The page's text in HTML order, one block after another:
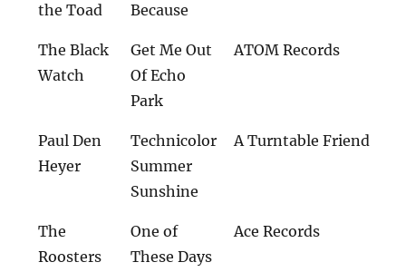
the Toad
Because
The Black
Watch
Get Me Out
Of Echo
Park
ATOM Records
Paul Den
Heyer
Technicolor
Summer
Sunshine
A Turntable Friend
The
Roosters
One of
These Days
Ace Records